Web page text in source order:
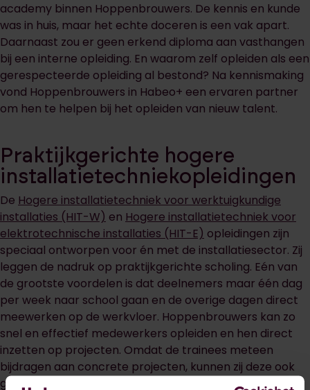
academy binnen Hoppenbrouwers. De kennis en kunde
was in huis, maar het echte doceren is een vak apart.
Daarnaast zou er geen erkend diploma aan vasthangen
bij een interne opleiding. En waarom zelf opleiden als een
gerespecteerde opleiding al bestond? Na kennismaking
vond Hoppenbrouwers in Habeo+ een ervaren partner
om hen te helpen bij het opleiden van nieuw talent.
Praktijkgerichte hogere
installatietechniekopleidingen
De Hogere installatietechniek voor werktuigkundige
installaties (HIT-W) en Hogere installatietechniek voor
elektrotechnische installaties (HIT-E) opleidingen zijn
speciaal ontworpen voor én met de installatiesector. Zij
leggen de nadruk op praktijkgerichte scholing. Eén van
de grootste voordelen is dat deelnemers maar één dag
per week naar school gaan en de overige dagen direct
meewerken op de werkvloer. Hoppenbrouwers kan zo
snel en effectief medewerkers opleiden en hen direct
inzetten op projecten. Omdat de trainees meteen
bijdragen aan concrete projecten, kunnen zij deze ook
gebruiken als afstudeerproject. Zo wordt werk en